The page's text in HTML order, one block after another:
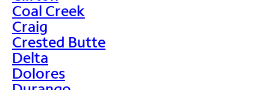
Coal Creek
Craig
Crested Butte
Delta
Dolores